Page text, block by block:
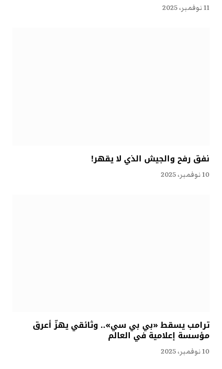
11 نوفمبر، 2025
نفق رفح والجيش الذي لا يقهر!
10 نوفمبر، 2025
ترامب يسقط «بي بي سي».. وثائقي يهزّ أعرق
مؤسسة إعلامية في العالم
10 نوفمبر، 2025